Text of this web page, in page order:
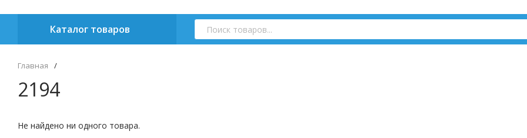
Каталог товаров
Главная /
2194
Не найдено ни одного товара.